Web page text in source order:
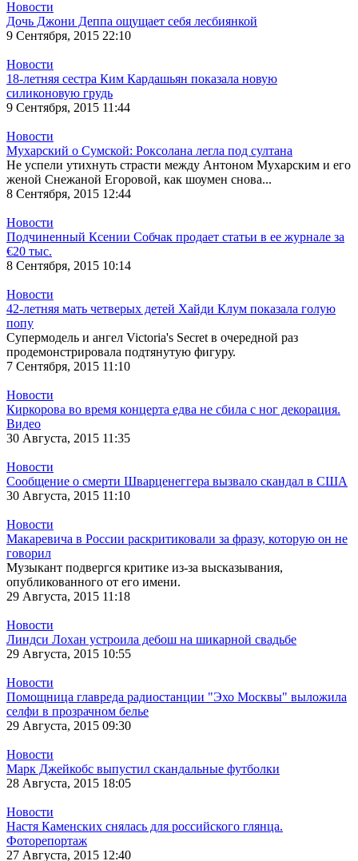
Новости
Дочь Джони Деппа ощущает себя лесбиянкой
9 Сентября, 2015 22:10
Новости
18-летняя сестра Ким Кардашьян показала новую
силиконовую грудь
9 Сентября, 2015 11:44
Новости
Мухарский о Сумской: Роксолана легла под султана
Не успели утихнуть страсти между Антоном Мухарским и его
женой Снежаной Егоровой, как шоумен снова...
8 Сентября, 2015 12:44
Новости
Подчиненный Ксении Собчак продает статьи в ее журнале за
€20 тыс.
8 Сентября, 2015 10:14
Новости
42-летняя мать четверых детей Хайди Клум показала голую
попу
Супермодель и ангел Victoria's Secret в очередной раз
продемонстрировала подтянутую фигуру.
7 Сентября, 2015 11:10
Новости
Киркорова во время концерта едва не сбила с ног декорация.
Видео
30 Августа, 2015 11:35
Новости
Сообщение о смерти Шварценеггера вызвало скандал в США
30 Августа, 2015 11:10
Новости
Макаревича в России раскритиковали за фразу, которую он не
говорил
Музыкант подвергся критике из-за высказывания,
опубликованного от его имени.
29 Августа, 2015 11:18
Новости
Линдси Лохан устроила дебош на шикарной свадьбе
29 Августа, 2015 10:55
Новости
Помощница главреда радиостанции "Эхо Москвы" выложила
селфи в прозрачном белье
29 Августа, 2015 09:30
Новости
Марк Джейкобс выпустил скандальные футболки
28 Августа, 2015 18:05
Новости
Настя Каменских снялась для российского глянца.
Фоторепортаж
27 Августа, 2015 12:40